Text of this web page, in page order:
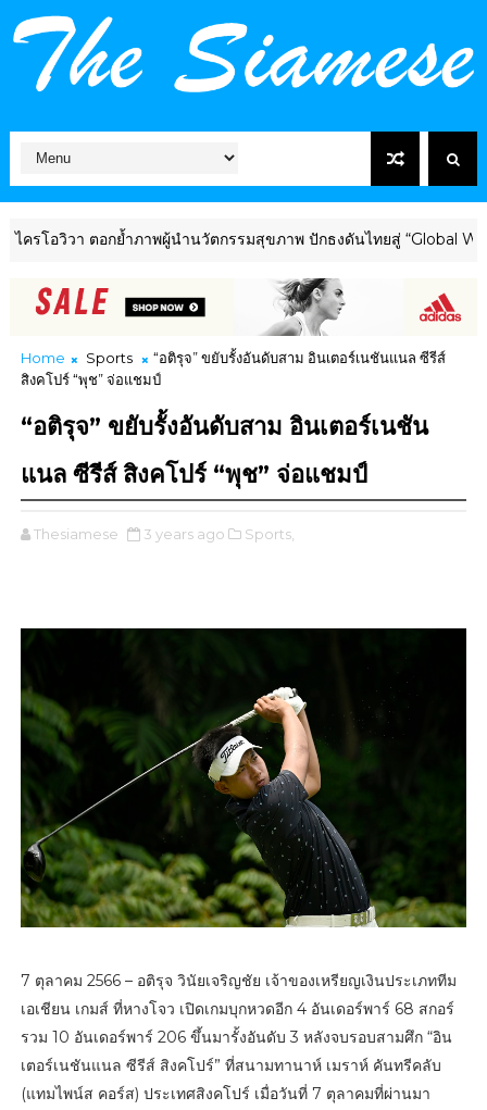
า ตอกย้ำภาพผู้นำนวัตกรรมสุขภาพ ปักธงดันไทยสู่ “Global Wellness
Home Sports
“อติรุจ” ขยับรั้งอันดับสาม อินเตอร์เนชันแนล ซีรีส์
สิงคโปร์ “พุช” จ่อแชมป์
“อติรุจ” ขยับรั้งอันดับสาม อินเตอร์เนชัน
แนล ซีรีส์ สิงคโปร์ “พุช” จ่อแชมป์
Thesiamese 3 years ago Sports,
7 ตุลาคม 2566 – อติรุจ วินัยเจริญชัย เจ้าของเหรียญเงินประเภททีม
เอเชียน เกมส์ ที่หางโจว เปิดเกมบุกหวดอีก 4 อันเดอร์พาร์ 68 สกอร์
รวม 10 อันเดอร์พาร์ 206 ขึ้นมารั้งอันดับ 3 หลังจบรอบสามศึก “อิน
เตอร์เนชันแนล ซีรีส์ สิงคโปร์” ที่สนามทานาห์ เมราห์ คันทรีคลับ
(แทมไพน์ส คอร์ส) ประเทศสิงคโปร์ เมื่อวันที่ 7 ตุลาคมที่ผ่านมา